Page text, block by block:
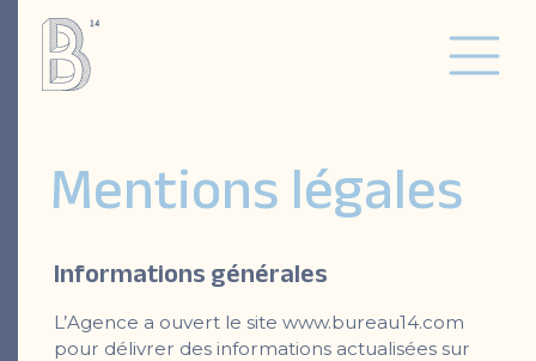
Mentions légales
Informations générales
L’Agence a ouvert le site www.bureau14.com
pour délivrer des informations actualisées sur